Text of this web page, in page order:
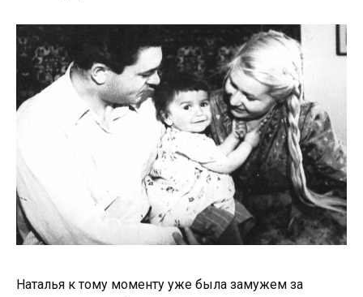
Наталья к тому моменту уже была замужем за